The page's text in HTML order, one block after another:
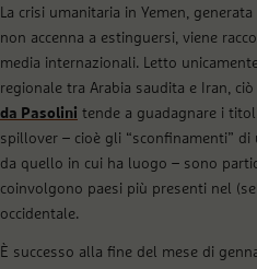
La crisi umanitaria in Yemen,
non accenna a estinguersi, viene
media internazionali. Letto
regionale tra Arabia saudita e Iran, ciò
da Pasolini tende a guadagnare i
spillover – cioè gli “sconfinamenti”
da quello in cui ha luogo – sono
coinvolgono paesi più presenti nel
occidentale.
È successo alla fine del mese di